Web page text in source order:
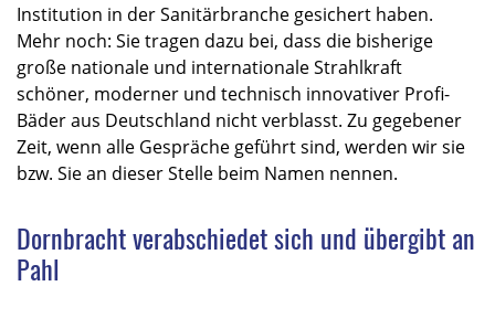
Institution in der Sanitärbranche gesichert haben.
Mehr noch: Sie tragen dazu bei, dass die bisherige
große nationale und internationale Strahlkraft
schöner, moderner und technisch innovativer Profi-
Bäder aus Deutschland nicht verblasst. Zu gegebener
Zeit, wenn alle Gespräche geführt sind, werden wir sie
bzw. Sie an dieser Stelle beim Namen nennen.
Dornbracht verabschiedet sich und übergibt an
Pahl